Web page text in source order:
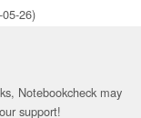
26)
Notebookcheck may
support!